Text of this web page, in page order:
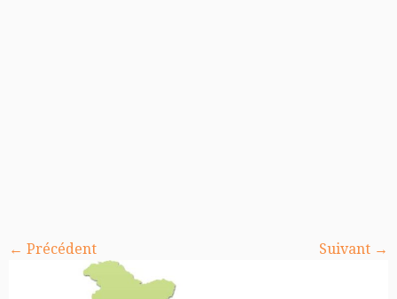
← Précédent Suivant →